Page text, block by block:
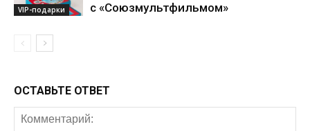
VIP-подарки
с «Союзмультфильмом»
ОСТАВЬТЕ ОТВЕТ